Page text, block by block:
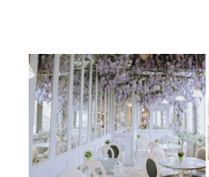
CONTATTI